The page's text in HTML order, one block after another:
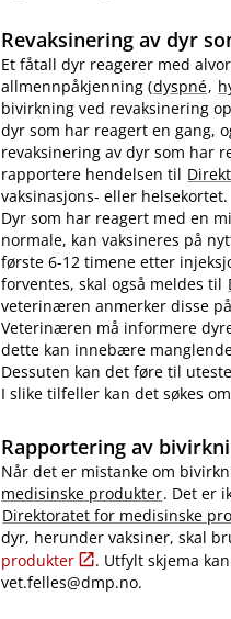
Revaksinering av dyr
Et fåtall dyr reagerer med
allmennpåkjenning (dyspné,
bivirkning ved revaksinering
dyr som har reagert en gang,
revaksinering av dyr som har
rapportere hendelsen til
vaksinasjons- eller helsekortet.
Dyr som har reagert med en
normale, kan vaksineres på
første 6-12 timene etter
forventes, skal også meldes til
veterinæren anmerker disse
Veterinæren må informere
dette kan innebære
Dessuten kan det føre til
I slike tilfeller kan det søkes
Rapportering av
Når det er mistanke om
medisinske produkter. Det er
Direktoratet for medisinske
dyr, herunder vaksiner, skal
produkter
. Utfylt skjema
vet.felles@dmp.no.